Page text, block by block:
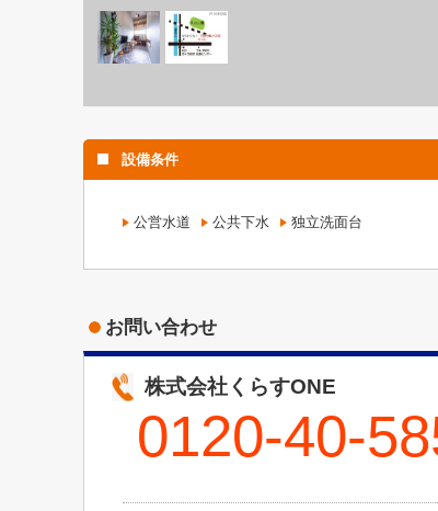
設備条件
公営水道 公共下水 独立洗面台
お問い合わせ
株式会社くらすONE
0120-40-